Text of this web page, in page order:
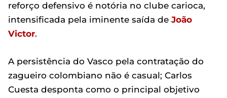
reforço defensivo é notória no clube carioca,
intensificada pela iminente saída de João
Victor.
A persistência do Vasco pela contratação do
zagueiro colombiano não é casual; Carlos
Cuesta desponta como o principal objetivo